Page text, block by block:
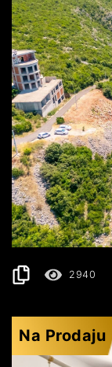
ZAGORA
720.000€
1050 m2
2940
Na Prodaju